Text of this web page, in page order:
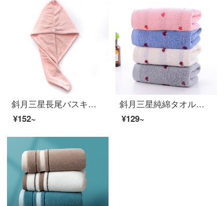
斜月三星長尾バスキャップ珊瑚绒高密包头巾バスタオルヘッドセット長尾乾毛キャップ（肉粉）
¥152~
斜月三星純綿タオル心心相印家庭用タオル柔軟吸水1本入り心相印（色ランダム）
¥129~